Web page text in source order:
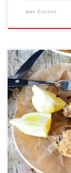
par Eatzee
Planifier les
surtout
délicieuses et
un peu de
de concocter
soir. Dans cet